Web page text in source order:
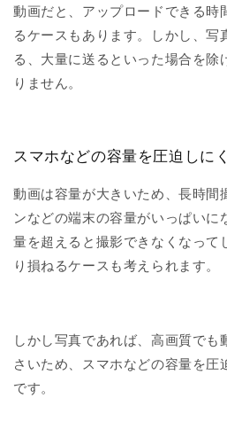
動画だと、アップロードできる時
るケースもあります。しかし、写
る、大量に送るといった場合を除
りません。
スマホなどの容量を圧迫しに
動画は容量が大きいため、長時間
ンなどの端末の容量がいっぱいに
量を超えると撮影できなくなって
り損ねるケースも考えられます。
しかし写真であれば、高画質でも
さいため、スマホなどの容量を圧
です。